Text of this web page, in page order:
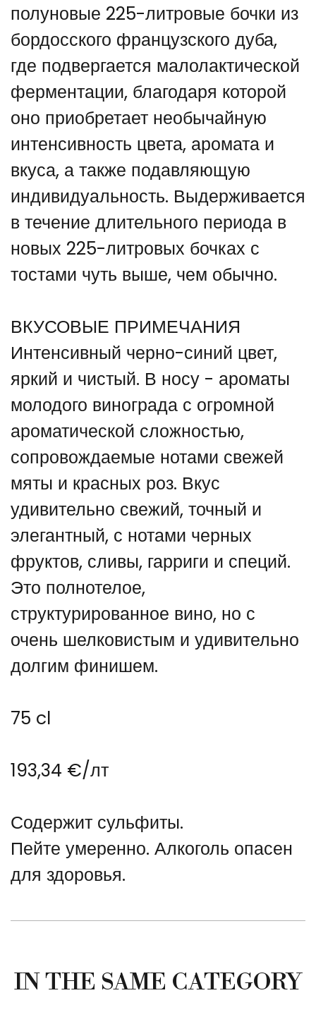
полуновые 225-литровые бочки из
бордосского французского дуба,
где подвергается малолактической
ферментации, благодаря которой
оно приобретает необычайную
интенсивность цвета, аромата и
вкуса, а также подавляющую
индивидуальность. Выдерживается
в течение длительного периода в
новых 225-литровых бочках с
тостами чуть выше, чем обычно.
ВКУСОВЫЕ ПРИМЕЧАНИЯ
Интенсивный черно-синий цвет,
яркий и чистый. В носу - ароматы
молодого винограда с огромной
ароматической сложностью,
сопровождаемые нотами свежей
мяты и красных роз. Вкус
удивительно свежий, точный и
элегантный, с нотами черных
фруктов, сливы, гарриги и специй.
Это полнотелое,
структурированное вино, но с
очень шелковистым и удивительно
долгим финишем.
75 cl
193,34 €/лт
Содержит сульфиты.
Пейте умеренно. Алкоголь опасен
для здоровья.
IN THE SAME CATEGORY